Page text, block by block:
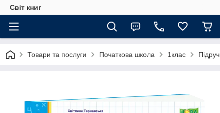
Світ книг
Товари та послуги Початкова школа 1клас